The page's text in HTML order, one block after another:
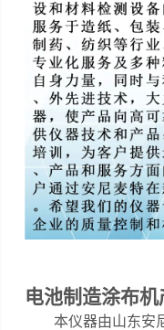
电池制造涂布机
本仪器由山东安